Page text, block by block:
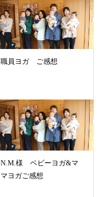
職員ヨガ ご感想
N.M.様 ベビーヨガ&マ
マヨガご感想